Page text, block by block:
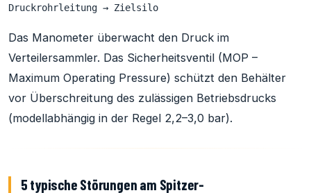
Das Manometer überwacht den Druck im
Verteilersammler. Das Sicherheitsventil (MOP –
Maximum Operating Pressure) schützt den Behälter
vor Überschreitung des zulässigen Betriebsdrucks
(modellabhängig in der Regel 2,2–3,0 bar).
5 typische Störungen am Spitzer-